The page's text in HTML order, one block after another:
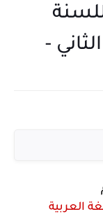
-
العربية